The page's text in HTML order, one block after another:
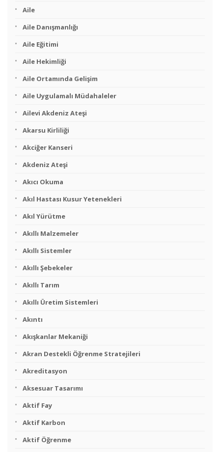
Aile
Aile Danışmanlığı
Aile Eğitimi
Aile Hekimliği
Aile Ortamında Gelişim
Aile Uygulamalı Müdahaleler
Ailevi Akdeniz Ateşi
Akarsu Kirliliği
Akciğer Kanseri
Akdeniz Ateşi
Akıcı Okuma
Akıl Hastası Kusur Yetenekleri
Akıl Yürütme
Akıllı Malzemeler
Akıllı Sistemler
Akıllı Şebekeler
Akıllı Tarım
Akıllı Üretim Sistemleri
Akıntı
Akışkanlar Mekaniği
Akran Destekli Öğrenme Stratejileri
Akreditasyon
Aksesuar Tasarımı
Aktif Fay
Aktif Karbon
Aktif Öğrenme